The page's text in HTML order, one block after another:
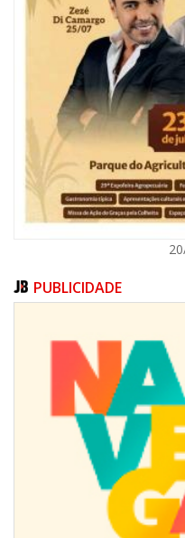
08/08/2026 | 07:00
Reservatórios de Penha são
sem interrupção no
ITAJAÍ
08/08/2026 | 07:00
PUBLICIDADE